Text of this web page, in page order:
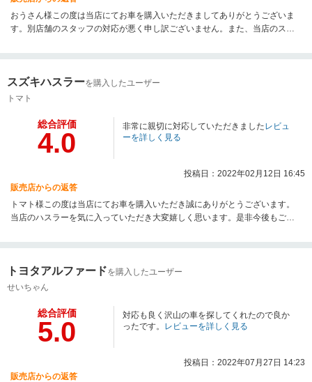
おうさん様この度は当店にてお車を購入いただきましてありがとうございま
す。別店舗のスタッフの対応が悪く申し訳ございません。また、当店のスタ
任せいただければと思います。今後ともよろしくお願いいたします。
スズキハスラーを購入したユーザー
トマト
総合評価
4.0
非常に親切に対応していただきましたレビュ
ーを詳しく見る
投稿日：2022年02月12日 16:45
販売店からの返答
トマト様この度は当店にてお車を購入いただき誠にありがとうございます。
当店のハスラーを気に入っていただき大変嬉しく思います。是非今後もご利
トヨタアルファードを購入したユーザー
せいちゃん
総合評価
5.0
対応も良く沢山の車を探してくれたので良か
ったです。 レビューを詳しく見る
投稿日：2022年07月27日 14:23
販売店からの返答